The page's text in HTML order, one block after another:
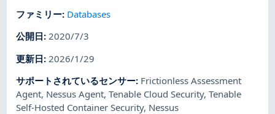
ファミリー: Databases
公開日:2020/7/3
更新日: 2026/1/29
サポートされているセンサー: Frictionless Assessment
Agent, Nessus Agent,Tenable Cloud Security,Tenable
Self-Hosted Container Security, Nessus